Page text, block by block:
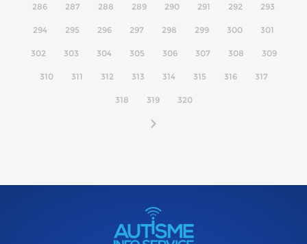
286 287 288 289 290 291 292 293
294 295 296 297 298 299 300 301
302 303 304 305 306 307 308 309
310 311 312 313 314 315 316 317
318 319 320